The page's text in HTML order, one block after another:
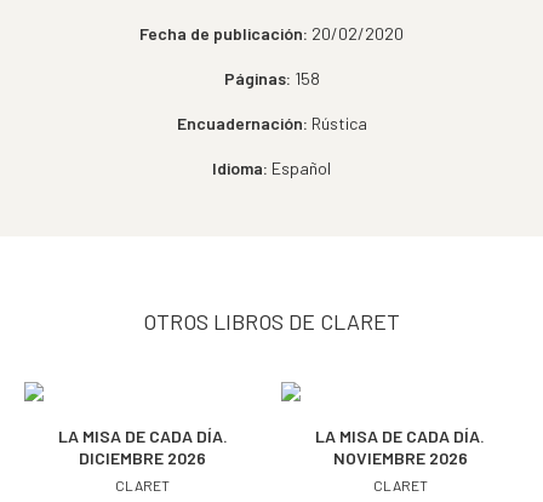
Fecha de publicación: 20/02/2020
Páginas: 158
Encuadernación: Rústica
Idioma: Español
OTROS LIBROS DE CLARET
LA MISA DE CADA DÍA.
DICIEMBRE 2026
CLARET
LA MISA DE CADA DÍA.
NOVIEMBRE 2026
CLARET